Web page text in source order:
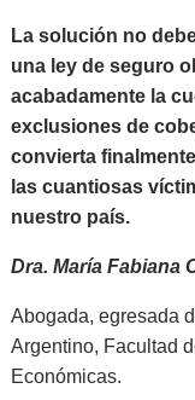
La solución no
una ley de seguro
acabadamente la
exclusiones de
convierta
las cuantiosas
nuestro país.
Dra. María Fabiana
Abogada, egresada
Argentino, Facultad
Económicas.